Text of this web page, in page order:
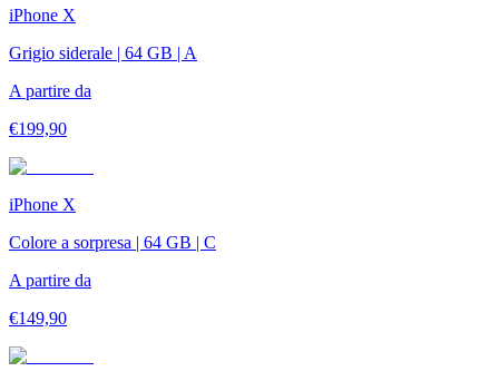
iPhone X
Grigio siderale | 64 GB | A
A partire da
€199,90
iPhone X
Colore a sorpresa | 64 GB | C
A partire da
€149,90